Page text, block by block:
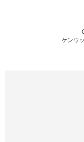
ケンウ